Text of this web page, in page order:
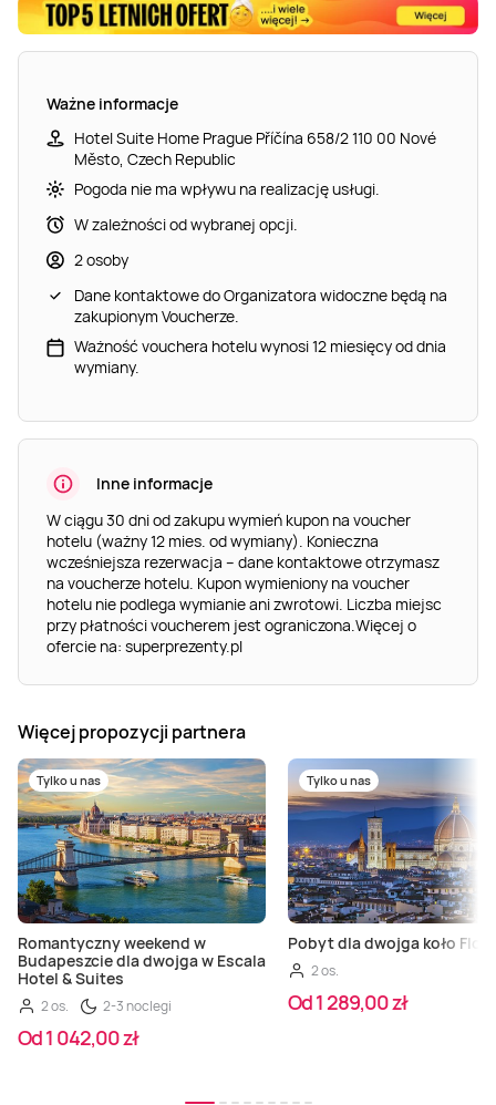
Ważne informacje
Hotel Suite Home Prague Příčína 658/2 110 00 Nové
Město, Czech Republic
Pogoda nie ma wpływu na realizację usługi.
W zależności od wybranej opcji.
2 osoby
Dane kontaktowe do Organizatora widoczne będą na
zakupionym Voucherze.
Ważność vouchera hotelu wynosi 12 miesięcy od dnia
wymiany.
Inne informacje
W ciągu 30 dni od zakupu wymień kupon na voucher
hotelu (ważny 12 mies. od wymiany). Konieczna
wcześniejsza rezerwacja – dane kontaktowe otrzymasz
na voucherze hotelu. Kupon wymieniony na voucher
hotelu nie podlega wymianie ani zwrotowi. Liczba miejsc
przy płatności voucherem jest ograniczona.Więcej o
ofercie na: superprezenty.pl
Więcej propozycji partnera
Tylko u nas
Romantyczny weekend w
Budapeszcie dla dwojga w Escala
Hotel & Suites
2 os. 2-3 noclegi
Od 1 042,00 zł
Tylko u nas
Pobyt dla dwojga koło
2 os.
Od 1 289,00 zł